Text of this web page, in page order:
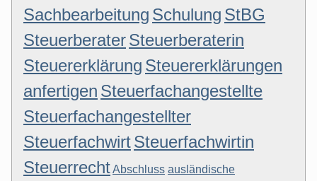
Sachbearbeitung Schulung StBG
SteuerberaterSteuerberaterin
Steuererklärung Steuererklärungen
anfertigen Steuerfachangestellte
Steuerfachangestellter
SteuerfachwirtSteuerfachwirtin
SteuerrechtAbschluss ausländische